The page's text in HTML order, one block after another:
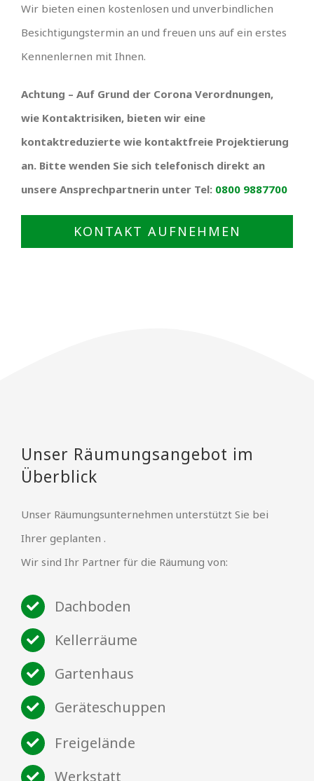
Wir bieten einen kostenlosen und unverbindlichen
Besichtigungstermin an und freuen uns auf ein erstes
Kennenlernen mit Ihnen.
Achtung – Auf Grund der Corona Verordnungen,
wie Kontaktrisiken, bieten wir eine
kontaktreduzierte wie kontaktfreie Projektierung
an. Bitte wenden Sie sich telefonisch direkt an
unsere Ansprechpartnerin unter Tel: 0800 9887700
KONTAKT AUFNEHMEN
Unser Räumungsangebot im
Überblick
Unser Räumungsunternehmen unterstützt Sie bei
Ihrer geplanten .
Wir sind Ihr Partner für die Räumung von:
Dachboden
Kellerräume
Gartenhaus
Geräteschuppen
Freigelände
Werkstatt